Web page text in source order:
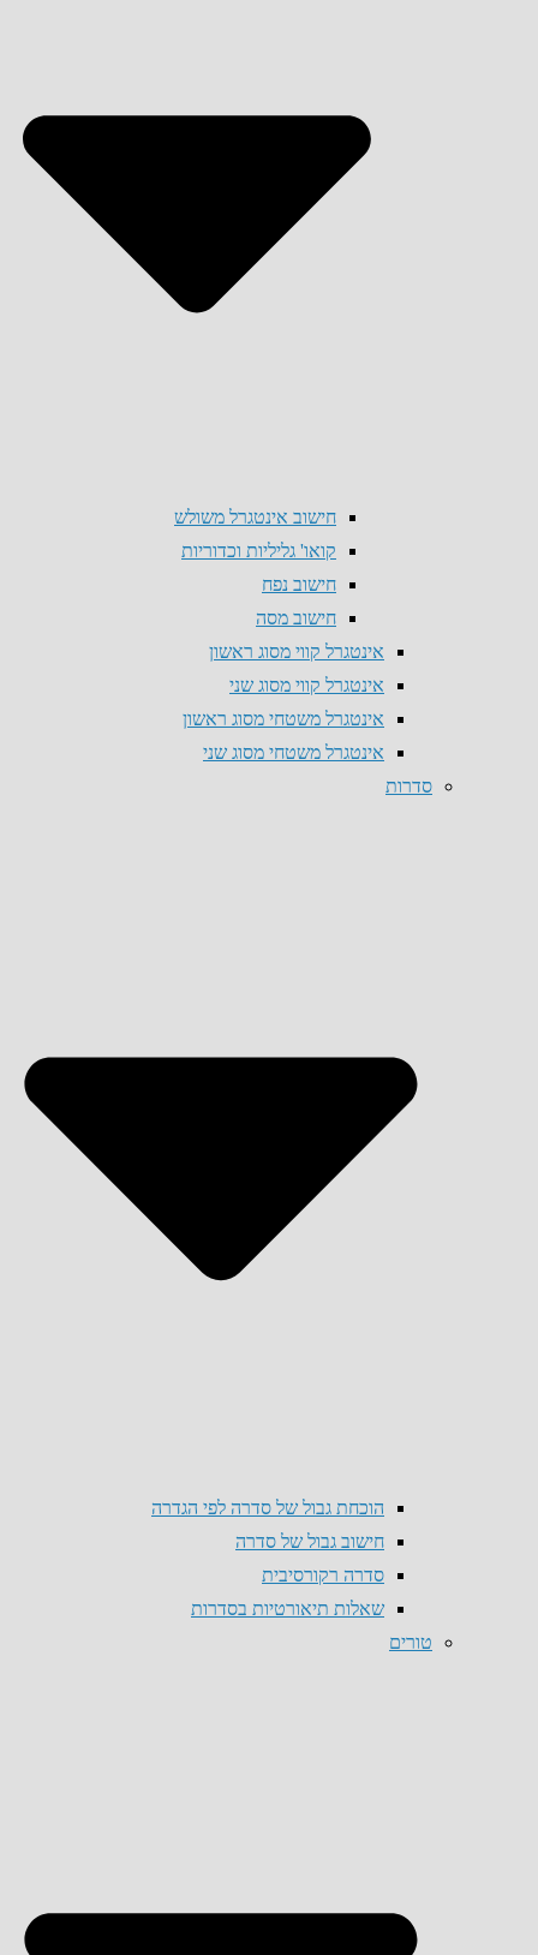
חישוב אינטגרל משולש
קואו' גליליות וכדוריות
חישוב נפח
חישוב מסה
אינטגרל קווי מסוג ראשון
אינטגרל קווי מסוג שני
אינטגרל משטחי מסוג ראשון
אינטגרל משטחי מסוג שני
סדרות
הוכחת גבול של סדרה לפי הגדרה
חישוב גבול של סדרה
סדרה רקורסיבית
שאלות תיאורטיות בסדרות
טורים